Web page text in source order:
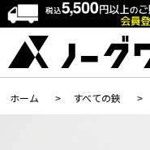
ホーム > すべての鋏 >